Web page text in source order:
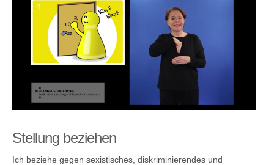
Stellung beziehen
Ich beziehe gegen sexistisches, diskriminierendes und